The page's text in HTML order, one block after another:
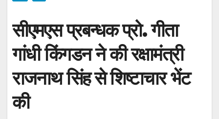
सीएमएस प्रबन्धक प्रो. गीता
गांधी किंगडन ने की रक्षामंत्री
राजनाथ सिंह से शिष्टाचार भेंट
की